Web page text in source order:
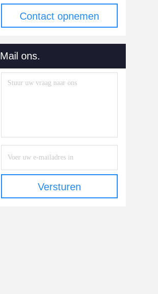
Contact opnemen
Mail ons.
Versturen